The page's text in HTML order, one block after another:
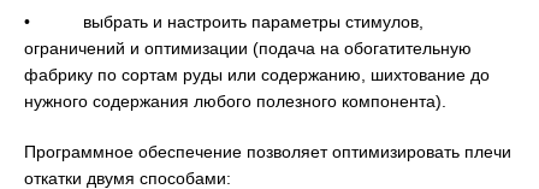
• выбрать и настроить параметры стимулов,
ограничений и оптимизации (подача на обогатительную
фабрику по сортам руды или содержанию, шихтование до
нужного содержания любого полезного компонента).
Программное обеспечение позволяет оптимизировать плечи
откатки двумя способами: